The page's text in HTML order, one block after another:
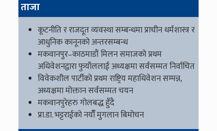
ताजा
कूटनीति र राजदूत व्यवस्था सम्बन्धमा प्राचीन धर्मशास्त्र र
आधुनिक कानूनको अन्तरसम्बन्ध
मकवानपुर–काठमाडौं मिलन समाजको प्रथम
अधिवेशनद्वारा फुयाँललाई अध्यक्षमा सर्वसम्मत निर्वाचित
विवेकशील पार्टीको प्रथम राष्ट्रिय महाधिवेशन सम्पन्न,
अध्यक्षमा मोक्तान सर्वसम्मत चयन
मकवानपुरेहरु गोलबद्ध हुँदै
प्रा.डा. भट्टराईको नयाँँ मुगलान बिमोचन